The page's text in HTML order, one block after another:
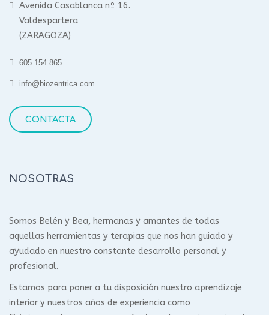
Avenida Casablanca nº 16.
Valdespartera
(ZARAGOZA)
605 154 865
info@biozentrica.com
CONTACTA
NOSOTRAS
Somos Belén y Bea, hermanas y amantes de todas
aquellas herramientas y terapias que nos han guiado y
ayudado en nuestro constante desarrollo personal y
profesional.
Estamos para poner a tu disposición nuestro aprendizaje
interior y nuestros años de experiencia como